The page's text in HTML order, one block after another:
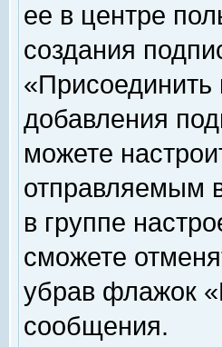
ее в центре
создания
добавления
можете
отправляемым
в группе
сможете
убрав флажок
сообщения.